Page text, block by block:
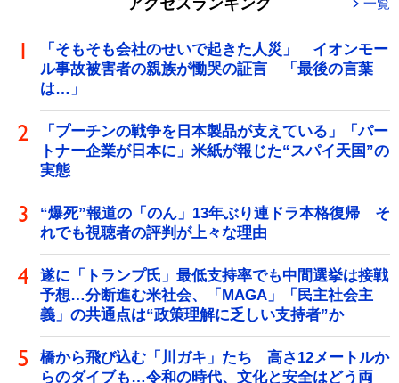
一覧
「そもそも会社のせいで起きた人災」 イオンモー
ル事故被害者の親族が慟哭の証言 「最後の言葉
は…」
「プーチンの戦争を日本製品が支えている」「パー
トナー企業が日本に」米紙が報じた“スパイ天国”の
実態
“爆死”報道の「のん」13年ぶり連ドラ本格復帰 そ
れでも視聴者の評判が上々な理由
遂に「トランプ氏」最低支持率でも中間選挙は接戦
予想…分断進む米社会、「MAGA」「民主社会主
義」の共通点は“政策理解に乏しい支持者”か
橋から飛び込む「川ガキ」たち 高さ12メートルか
らのダイブも…令和の時代、文化と安全はどう両